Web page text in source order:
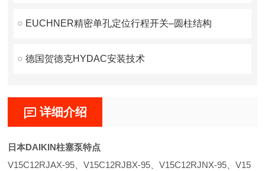
EUCHNER精密单孔定位行程开关–圆柱结构
德国贺德克HYDAC安装技术
详细介绍
日本DAIKIN柱塞泵特点
V15C12RJAX-95、V15C12RJBX-95、V15C12RJNX-95、V15